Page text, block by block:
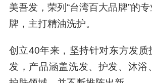
美吾发，荣列“台湾百大品牌”的
牌，主打精油洗护。
创立40年来，坚持针对东方发质
发，产品涵盖洗发、护发、沐浴